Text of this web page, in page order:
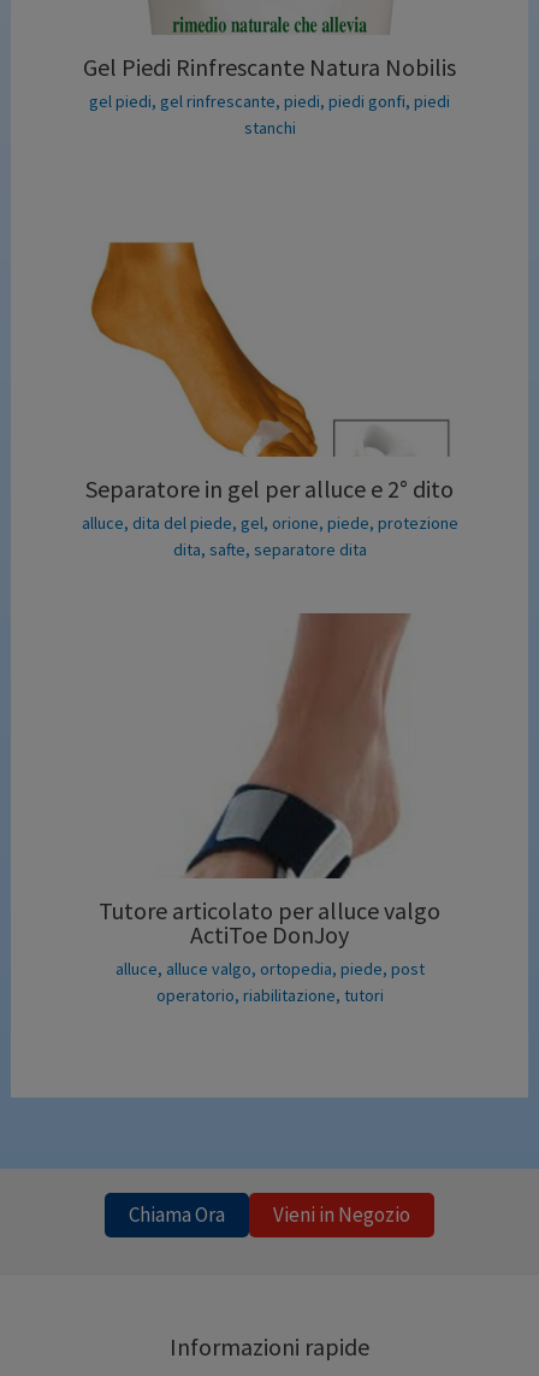
Gel Piedi Rinfrescante Natura Nobilis
gel piedi, gel rinfrescante, piedi, piedi gonfi, piedi
stanchi
Separatore in gel per alluce e 2° dito
alluce, dita del piede, gel, orione, piede, protezione
dita, safte, separatore dita
Tutore articolato per alluce valgo
ActiToe DonJoy
alluce, alluce valgo, ortopedia, piede, post
operatorio, riabilitazione, tutori
Chiama Ora Vieni in Negozio
Informazioni rapide